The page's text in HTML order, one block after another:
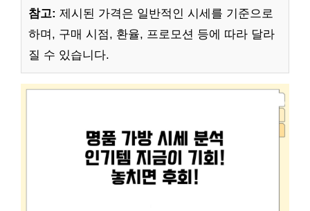
참고: 제시된 가격은 일반적인 시세를 기준으로
하며, 구매 시점, 환율, 프로모션 등에 따라 달라
질 수 있습니다.